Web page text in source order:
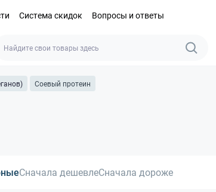
Система скидок Вопросы и ответы
Соевый протеин
Сначала дешевлеСначала дороже